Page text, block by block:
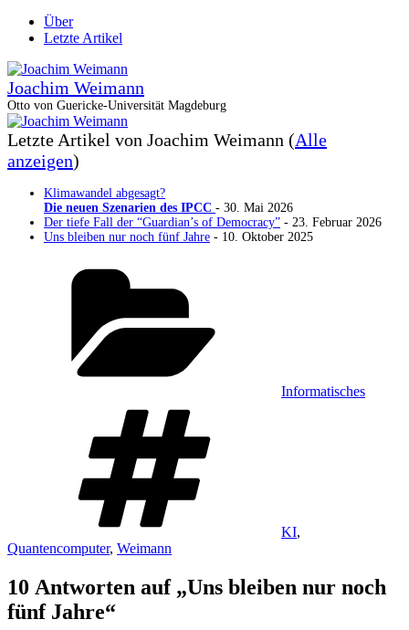
Über
Letzte Artikel
Joachim Weimann
Otto von Guericke-Universität Magdeburg
Letzte Artikel von Joachim Weimann (Alle
anzeigen)
Klimawandel abgesagt?
Die neuen Szenarien des IPCC - 30. Mai 2026
Der tiefe Fall der “Guardian’s of Democracy” - 23. Februar 2026
Uns bleiben nur noch fünf Jahre - 10. Oktober 2025
Informatisches
KI,
Quantencomputer, Weimann
10 Antworten auf „Uns bleiben nur noch
fünf Jahre“